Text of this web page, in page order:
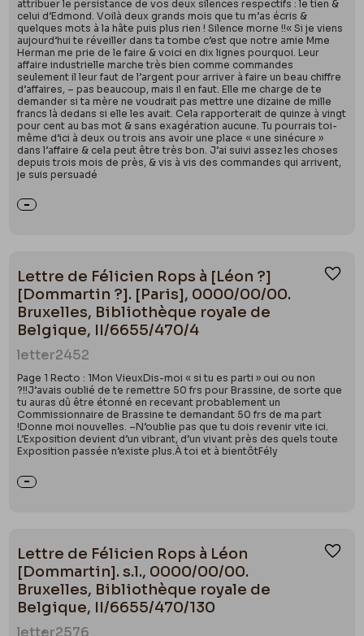
attribuer le persistance de vos deux silences respectifs : le tien &
celui d’Edmond. Voilà deux grands mois que tu m’as écris &
quelques mots à la hâte puis plus rien ! Silence morne !!« Si je viens
aujourd’hui te réveiller dans ta tombe c’est que notre amie Mme
Herman me prie de le faire & voici en dix lignes pourquoi. Leur
affaire industrielle marche très bien comme commandes
seulement il leur faut de l’argent pour arriver à faire un beau chiffre
d’affaires, – pas beaucoup, mais il en faut. Elle me charge de te
demander si ta mère ne voudrait pas mettre une dizaine de mille
francs là dedans si elle les avait. Cela rapporterait de quinze à vingt
pour cent au bas mot & sans exagération aucune. Tu pourrais toi-
même d’ici à deux ou trois ans avoir une place « une sinécure »
dans l’affaire & cela peut être très bon. J’ai suivi assez les choses
depuis trois mois de près, & vis à vis des commandes qui arrivent,
je suis persuadé
Lettre de Félicien Rops à [Léon ?]
[Dommartin ?]. [Paris], 0000/00/00.
Bruxelles, Bibliothèque royale de
Belgique, II/6655/470/4
letter2452
Page 1 Recto : 1Mon VieuxDis-moi « si tu es parti » oui ou non
?!!J’avais oublié de te remettre 50 frs pour Brassine, de sorte que
tu auras dû être étonné en recevant probablement un
Commissionnaire de Brassine te demandant 50 frs de ma part
!Donne moi nouvelles. –N’oublie pas que tu dois revenir vite ici.
L’Exposition devient d’un vibrant, d’un vivant près des quels toute
Exposition passée n’existe plus.À toi et à bientôtFély
Lettre de Félicien Rops à Léon
[Dommartin]. s.l., 0000/00/00.
Bruxelles, Bibliothèque royale de
Belgique, II/6655/470/130
letter2576